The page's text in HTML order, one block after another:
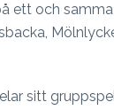
ett och
sitt